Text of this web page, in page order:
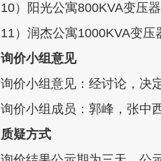
10）阳光公寓800KVA变压
11）润杰公寓1000KVA变压
询价小组意见
询价小组意见：经讨论，决
询价小组成员：郭峰，张中
质疑方式